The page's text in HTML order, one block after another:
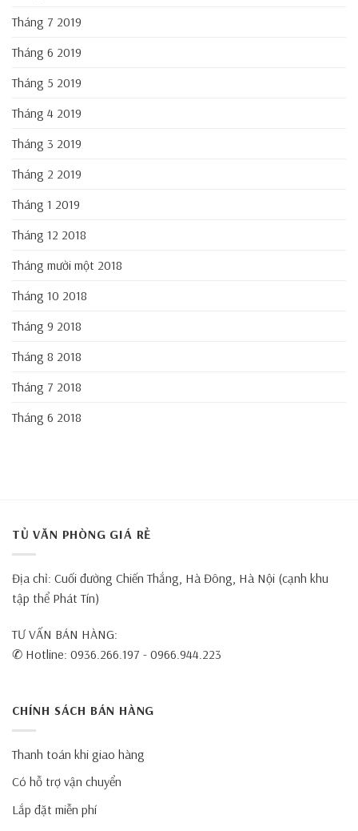
Tháng 7 2019
Tháng 6 2019
Tháng 5 2019
Tháng 4 2019
Tháng 3 2019
Tháng 2 2019
Tháng 1 2019
Tháng 12 2018
Tháng mười một 2018
Tháng 10 2018
Tháng 9 2018
Tháng 8 2018
Tháng 7 2018
Tháng 6 2018
TỦ VĂN PHÒNG GIÁ RẺ
Địa chỉ: Cuối đường Chiến Thắng, Hà Đông, Hà Nội (cạnh khu
tập thể Phát Tín)
TƯ VẤN BÁN HÀNG:
✆ Hotline: 0936.266.197 - 0966.944.223
CHÍNH SÁCH BÁN HÀNG
Thanh toán khi giao hàng
Có hỗ trợ vận chuyển
Lắp đặt miễn phí